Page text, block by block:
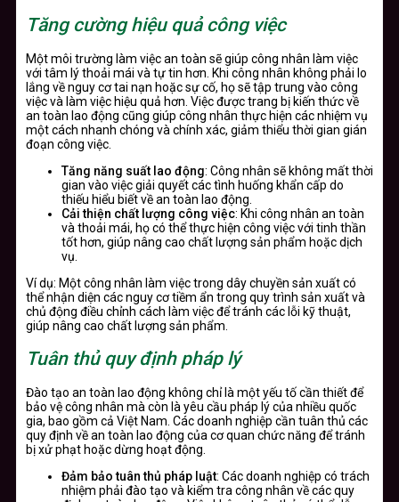
Tăng cường hiệu quả công việc
Một môi trường làm việc an toàn sẽ giúp công nhân làm việc
với tâm lý thoải mái và tự tin hơn. Khi công nhân không phải lo
lắng về nguy cơ tai nạn hoặc sự cố, họ sẽ tập trung vào công
việc và làm việc hiệu quả hơn. Việc được trang bị kiến thức về
an toàn lao động cũng giúp công nhân thực hiện các nhiệm vụ
một cách nhanh chóng và chính xác, giảm thiểu thời gian gián
đoạn công việc.
Tăng năng suất lao động: Công nhân sẽ không mất thời
gian vào việc giải quyết các tình huống khẩn cấp do
thiếu hiểu biết về an toàn lao động.
Cải thiện chất lượng công việc: Khi công nhân an toàn
và thoải mái, họ có thể thực hiện công việc với tinh thần
tốt hơn, giúp nâng cao chất lượng sản phẩm hoặc dịch
vụ.
Ví dụ: Một công nhân làm việc trong dây chuyền sản xuất có
thể nhận diện các nguy cơ tiềm ẩn trong quy trình sản xuất và
chủ động điều chỉnh cách làm việc để tránh các lỗi kỹ thuật,
giúp nâng cao chất lượng sản phẩm.
Tuân thủ quy định pháp lý
Đào tạo an toàn lao động không chỉ là một yếu tố cần thiết để
bảo vệ công nhân mà còn là yêu cầu pháp lý của nhiều quốc
gia, bao gồm cả Việt Nam. Các doanh nghiệp cần tuân thủ các
quy định về an toàn lao động của cơ quan chức năng để tránh
bị xử phạt hoặc dừng hoạt động.
Đảm bảo tuân thủ pháp luật: Các doanh nghiệp có trách
nhiệm phải đào tạo và kiểm tra công nhân về các quy